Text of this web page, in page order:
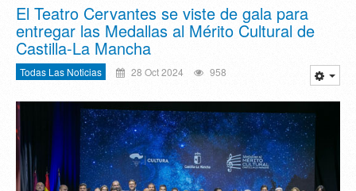
El Teatro Cervantes se viste de gala para
entregar las Medallas al Mérito Cultural de
Castilla-La Mancha
Todas Las Noticias 28 Oct 2024 958